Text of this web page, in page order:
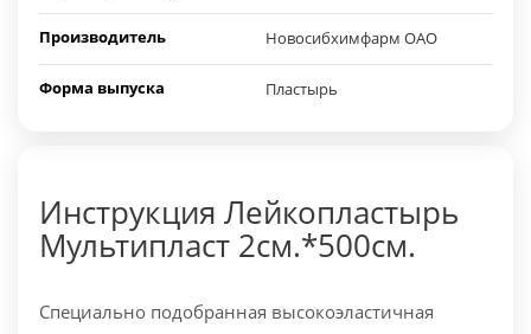
Производитель Новосибхимфарм ОАО
Форма выпуска Пластырь
Инструкция Лейкопластырь
Мультипласт 2см.*500см.
Специально подобранная высокоэластичная